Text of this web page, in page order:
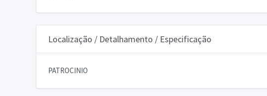
Localização / Detalhamento / Especificação
PATROCINIO